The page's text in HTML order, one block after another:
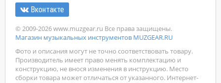
Вконтакте
© 2009-2026 www.muzgear.ru Все права защищены.
Магазин музыкальных инструментов MUZGEAR.RU
Фото и описания могут не точно соответствовать товару.
Производитель имеет право менять комплектацию и
конструкцию, не внося изменения в инструкцию. Место
сборки товара может отличаться от указанного. Интернет-